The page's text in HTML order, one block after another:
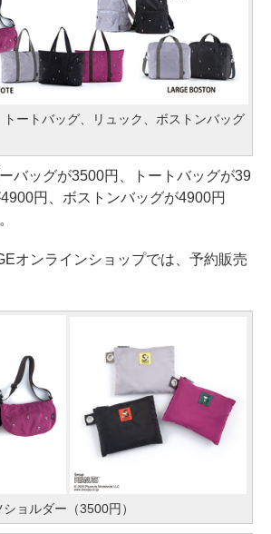
ートバッグ、リュック、ボストンバッグ
バッグが3500円、トートバッグが39
円、ボストンバッグが4900円
オンラインショップでは、予約販売
ョルダー（3500円）